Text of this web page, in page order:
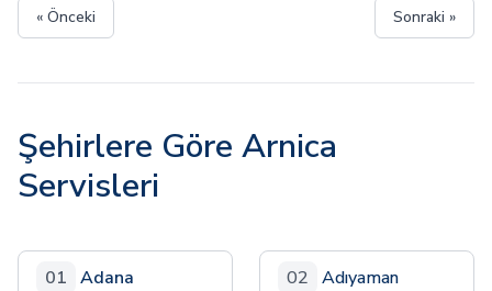
« Önceki Sonraki »
Şehirlere Göre Arnica
Servisleri
01 Adana 02 Adıyaman